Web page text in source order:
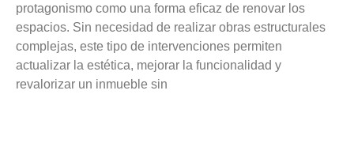
protagonismo como una forma eficaz de renovar los
espacios. Sin necesidad de realizar obras estructurales
complejas, este tipo de intervenciones permiten
actualizar la estética, mejorar la funcionalidad y
revalorizar un inmueble sin